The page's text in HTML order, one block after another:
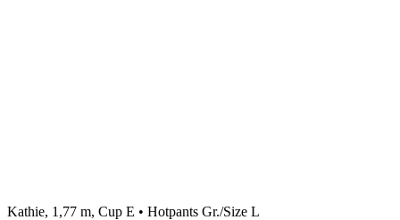
Kathie, 1,77 m, Cup E • Hotpants Gr./Size L